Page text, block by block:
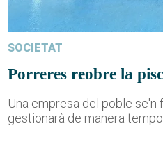
SOCIETAT
Porreres reobre la
Una empresa del poble se'n
gestionarà de manera